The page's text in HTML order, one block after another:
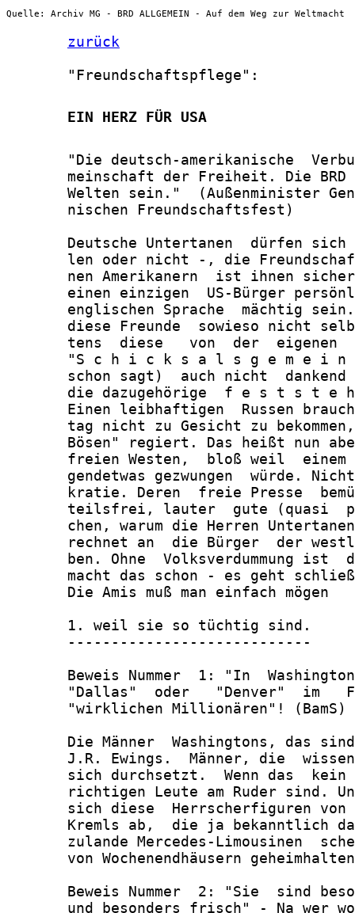
Quelle: Archiv MG - BRD ALLGEMEIN - Auf dem Weg zur Weltmacht
zurück
       "Freundschaftspflege":
       EIN HERZ FÜR USA